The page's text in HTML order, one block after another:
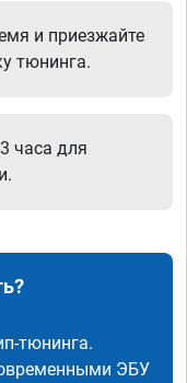
и приезжайте
тюнинга.
часа для
тюнинга.
ЭБУ